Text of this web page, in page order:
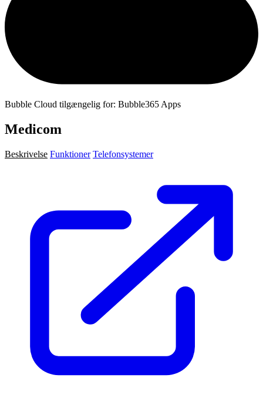
Bubble Cloud tilgængelig for: Bubble365 Apps
Medicom
Beskrivelse Funktioner Telefonsystemer